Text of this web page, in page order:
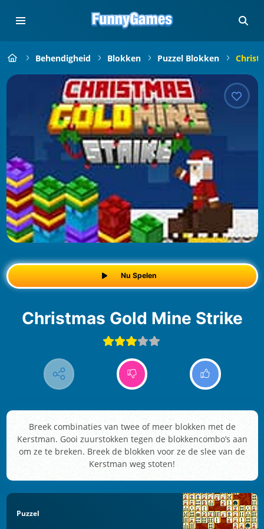
Behendigheid Blokken Puzzel Blokken
Nu Spelen
Christmas Gold Mine Strike
Breek combinaties van twee of meer blokken met de
Kerstman. Gooi zuurstokken tegen de blokkencombo’s aan
om ze te breken. Breek de blokken voor ze de slee van de
Kerstman weg stoten!
Puzzel